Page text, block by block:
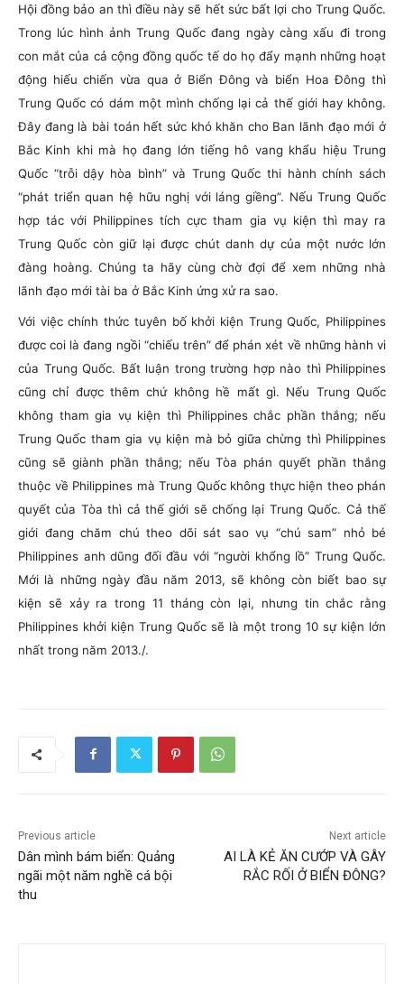
Hội đồng bảo an thì điều này sẽ hết sức bất lợi cho Trung Quốc.
Trong lúc hình ảnh Trung Quốc đang ngày càng xấu đi trong
con mắt của cả cộng đồng quốc tế do họ đẩy mạnh những hoạt
động hiếu chiến vừa qua ở Biển Đông và biển Hoa Đông thì
Trung Quốc có dám một mình chống lại cả thế giới hay không.
Đây đang là bài toán hết sức khó khăn cho Ban lãnh đạo mới ở
Bắc Kinh khi mà họ đang lớn tiếng hô vang khẩu hiệu Trung
Quốc “trỗi dậy hòa bình” và Trung Quốc thi hành chính sách
“phát triển quan hệ hữu nghị với láng giềng”. Nếu Trung Quốc
hợp tác với Philippines tích cực tham gia vụ kiện thì may ra
Trung Quốc còn giữ lại được chút danh dự của một nước lớn
đàng hoàng. Chúng ta hãy cùng chờ đợi để xem những nhà
lãnh đạo mới tài ba ở Bắc Kinh ứng xử ra sao.
Với việc chính thức tuyên bố khởi kiện Trung Quốc, Philippines
được coi là đang ngồi “chiếu trên” để phán xét về những hành vi
của Trung Quốc. Bất luận trong trường hợp nào thì Philippines
cũng chỉ được thêm chứ không hề mất gì. Nếu Trung Quốc
không tham gia vụ kiện thì Philippines chắc phần thắng; nếu
Trung Quốc tham gia vụ kiện mà bỏ giữa chừng thì Philippines
cũng sẽ giành phần thắng; nếu Tòa phán quyết phần thắng
thuộc về Philippines mà Trung Quốc không thực hiện theo phán
quyết của Tòa thì cả thế giới sẽ chống lại Trung Quốc. Cả thế
giới đang chăm chú theo dõi sát sao vụ “chú sam” nhỏ bé
Philippines anh dũng đối đầu với “người khổng lồ” Trung Quốc.
Mới là những ngày đầu năm 2013, sẽ không còn biết bao sự
kiện sẽ xảy ra trong 11 tháng còn lại, nhưng tin chắc rằng
Philippines khởi kiện Trung Quốc sẽ là một trong 10 sự kiện lớn
nhất trong năm 2013./.
Previous article
Dân mình bám biển: Quảng
ngãi một năm nghề cá bội
thu
Next article
AI LÀ KẺ ĂN CƯỚP VÀ GÂY
RẮC RỐI Ở BIỂN ĐÔNG?